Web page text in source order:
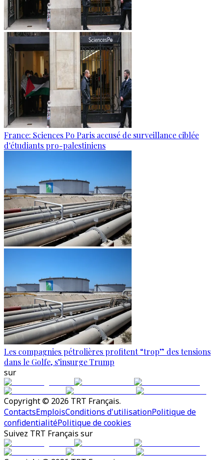
France: Sciences Po Paris accusé de surveillance ciblée
d'étudiants pro-palestiniens
Les compagnies pétrolières profitent “trop” des tensions
dans le Golfe, s’insurge Trump
sur
Copyright © 2026 TRT Français.
ContactsEmploisConditions d'utilisationPolitique de
confidentialitéPolitique de cookies
Suivez TRT Français sur